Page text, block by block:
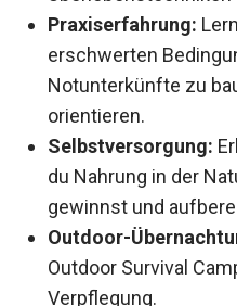
wichtigen
Praxiserfahrung:
erschwerten
Notunterkünfte zu
orientieren.
Selbstversorgung:
wie du Nahrung in
Wasser gewinnst und
Outdoor-
Outdoor Survival